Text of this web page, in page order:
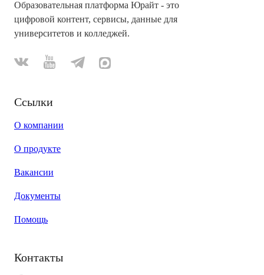
Образовательная платформа Юрайт - это
цифровой контент, сервисы, данные для
университетов и колледжей.
Ссылки
О компании
О продукте
Вакансии
Документы
Помощь
Контакты